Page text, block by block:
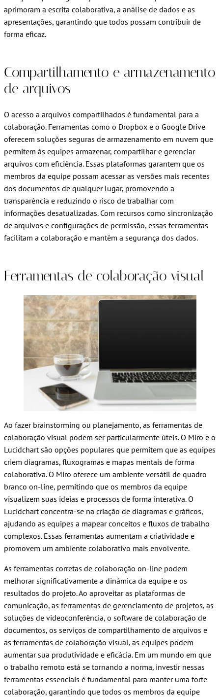
aprimoram a escrita colaborativa, a análise de dados e as
apresentações, garantindo que todos possam contribuir de
forma eficaz.
Compartilhamento e armazenamento
de arquivos
O acesso a arquivos compartilhados é fundamental para a
colaboração. Ferramentas como o Dropbox e o Google Drive
oferecem soluções seguras de armazenamento em nuvem que
permitem às equipes armazenar, compartilhar e gerenciar
arquivos com eficiência. Essas plataformas garantem que os
membros da equipe possam acessar as versões mais recentes
dos documentos de qualquer lugar, promovendo a
transparência e reduzindo o risco de trabalhar com
informações desatualizadas. Com recursos como sincronização
de arquivos e configurações de permissão, essas ferramentas
facilitam a colaboração e mantêm a segurança dos dados.
Ferramentas de colaboração visual
Ao fazer brainstorming ou planejamento, as ferramentas de
colaboração visual podem ser particularmente úteis. O Miro e o
Lucidchart são opções populares que permitem que as equipes
criem diagramas, fluxogramas e mapas mentais de forma
colaborativa. O Miro oferece um ambiente versátil de quadro
branco on-line, permitindo que os membros da equipe
visualizem suas ideias e processos de forma interativa. O
Lucidchart concentra-se na criação de diagramas e gráficos,
ajudando as equipes a mapear conceitos e fluxos de trabalho
complexos. Essas ferramentas aumentam a criatividade e
promovem um ambiente colaborativo mais envolvente.
As ferramentas corretas de colaboração on-line podem
melhorar significativamente a dinâmica da equipe e os
resultados do projeto. Ao aproveitar as plataformas de
comunicação, as ferramentas de gerenciamento de projetos, as
soluções de videoconferência, o software de colaboração de
documentos, os serviços de compartilhamento de arquivos e
as ferramentas de colaboração visual, as equipes podem
aumentar sua produtividade e eficácia. Em um mundo em que
o trabalho remoto está se tornando a norma, investir nessas
ferramentas essenciais é fundamental para manter uma forte
colaboração, garantindo que todos os membros da equipe